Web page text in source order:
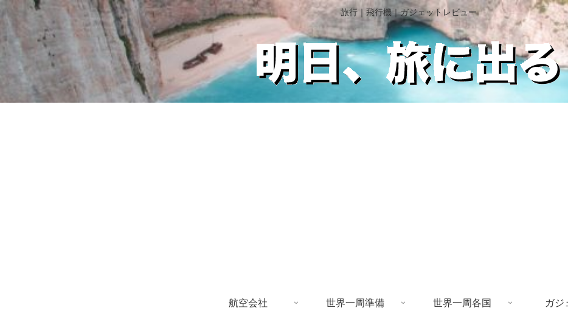
旅行｜飛行機｜ガジェットレビュー
航空会社 世界一周準備 世界一周各国 ガジ